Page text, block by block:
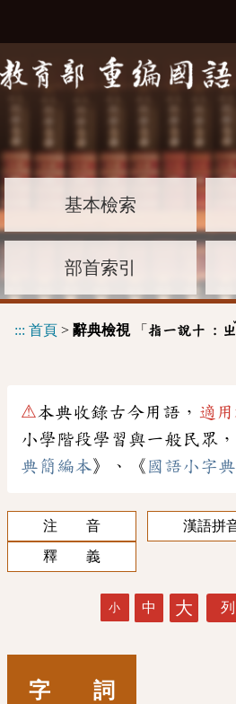
基本檢索
部首索引
::: 首頁 > 辭典檢視「 指一說十 : ㄓ
⚠本典收錄古今用語， 適
小學階段學習與一般民眾
典簡編本》、《 國語小字典
注 音
漢語拼
釋 義
小 中 大
字 詞